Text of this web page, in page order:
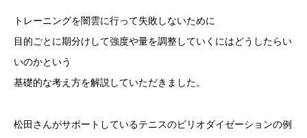
トレーニングを闇雲に行って失敗しないために
目的ごとに期分けして強度や量を調整していくにはどうしたらい
いのかという
基礎的な考え方を解説していただきました。
松田さんがサポートしているテニスのピリオダイゼーションの例